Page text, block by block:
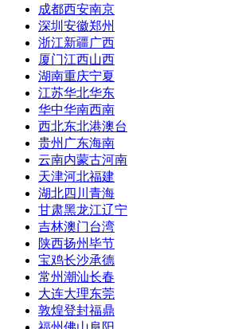
成都西安南京
深圳 安徽郑州
浙江新疆广西
厦门江西山西
湖南重庆宁夏
江苏华北华东
华中华南西南
西北东北港澳台
贵州 广东海南
云南内蒙古河南
天津河北福建
湖北四川 青海
甘肃黑龙江辽宁
吉林澳门台湾
陕西扬州毕节
宝鸡长沙承德
常州潮汕长春
大连大理东莞
敦煌登封福鼎